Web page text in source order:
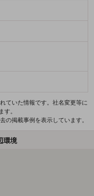
ていた情報です。社名変更等に
す。
の掲載事例を表示しています。
環境